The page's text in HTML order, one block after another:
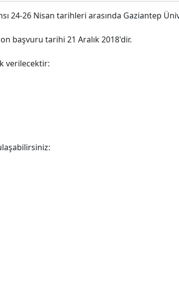
24-26 Nisan tarihleri arasında Gaziantep
başvuru tarihi 21 Aralık 2018'dir.
verilecektir: